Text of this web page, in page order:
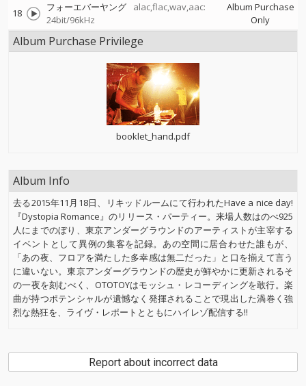
18 フォーエバーヤング
alac,flac,wav,aac:
24bit/96kHz
Album Purchase
Only
Album Purchase Privilege
booklet_hand.pdf
Album Info
去る2015年11月18日、リキッドルームにて行われたHave a nice day!
『Dystopia Romance』のリリース・パーティー。来場人数はのべ925
人にまでのぼり、東京アンダーグラウンドのアーティストが主宰する
イベントとして異例の集客を記録。あの空間に居合わせた誰もが、
「あの夜、フロアを満たした多幸感は無二だった」と口を揃えて言う
に違いない。東京アンダーグラウンドの歴史が鮮やかに更新されるそ
の一夜を刻むべく、OTOTOYはモッシュ・レコーディングを敢行。楽
曲が持つポテンシャルが遺憾なく発揮されることで現出した渦巻く強
烈な熱狂を、ライヴ・レポートとともにハイレゾ配信する!!
Report about incorrect data